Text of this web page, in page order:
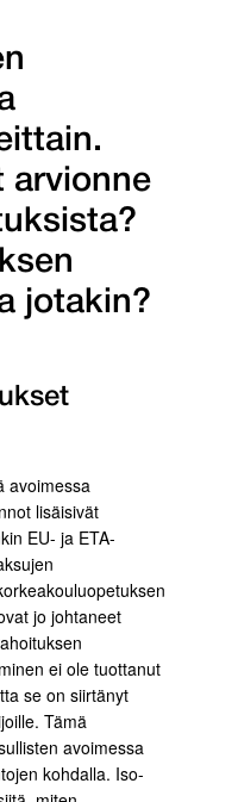
arvionne
jotakin?
avoimessa
lisäisivät
EU- ja ETA-
jo johtaneet
ei ole tuottanut
se on siirtänyt
Tämä
avoimessa
kohdalla. Iso-